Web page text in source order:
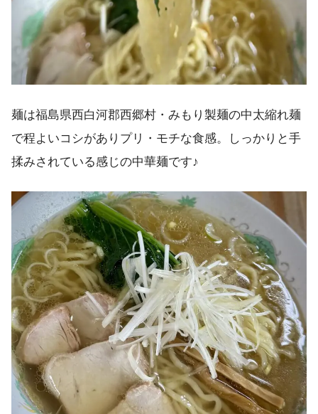
麺は福島県西白河郡西郷村・みもり製麺の中太縮れ麺
で程よいコシがありプリ・モチな食感。しっかりと手
揉みされている感じの中華麺です♪